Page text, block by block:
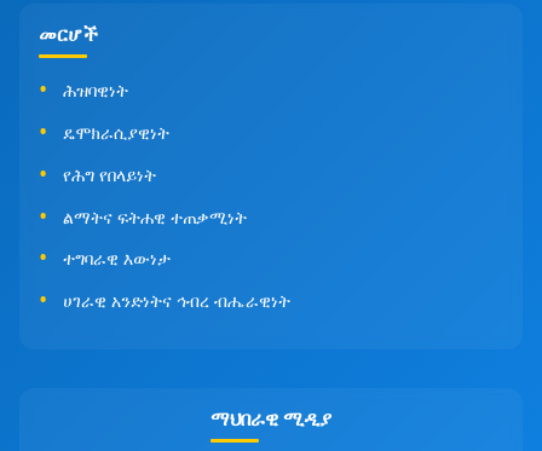
መርሆች
ሕዝባዊነት
ዴሞክራሲያዊነት
የሕግ የበላይነት
ልማትና ፍትሐዊ ተጠቃሚነት
ተግባራዊ እውነታ
ሀገራዊ አንድነትና ኅብረ ብሔራዊነት
ማህበራዊ ሚዲያ